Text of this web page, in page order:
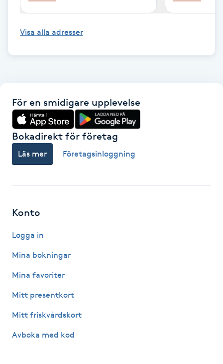
Fet hårbotten
Fillers
Fotmassage
Fotsvamp
Fransar
Fransborttagning
Fransförlängning
Visa alla adresser
För en smidigare upplevelse
Bokadirekt för företag
Läs mer Företagsinloggning
Konto
Logga in
Mina bokningar
Mina favoriter
Mitt presentkort
Mitt friskvårdskort
Avboka med kod